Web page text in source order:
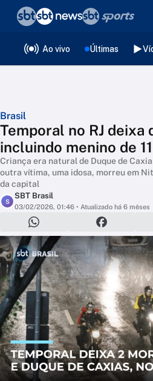
Ao vivo Últimas
Brasil
Temporal no RJ deixa
incluindo menino de
Criança era natural de Duque de
outra vítima, uma idosa, morreu em
da capital
S
SBT Brasil
03/02/2026, 01:46 • Atualizado há 6 mêses
❮voltar
Editorias